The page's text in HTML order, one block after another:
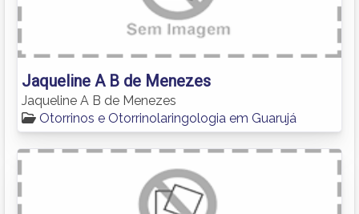
Jaqueline A B de Menezes
Jaqueline A B de Menezes
Otorrinos e Otorrinolaringologia em Guarujá